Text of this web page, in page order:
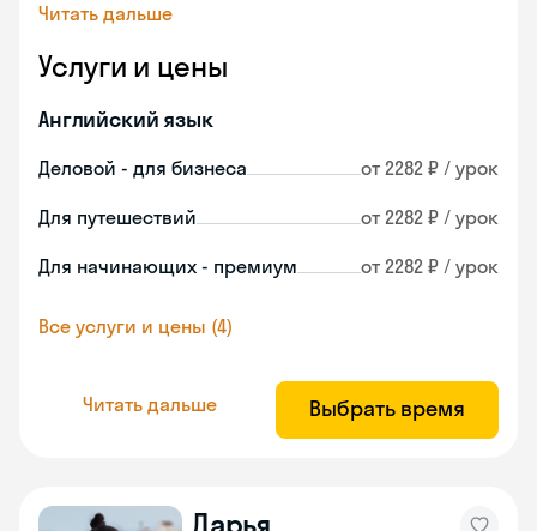
Читать дальше
Услуги и цены
Английский язык
Деловой - для бизнеса от 2282 ₽ / урок
Для путешествий от 2282 ₽ / урок
Для начинающих - премиум от 2282 ₽ / урок
Все услуги и цены (4)
Читать дальше Выбрать время
Дарья